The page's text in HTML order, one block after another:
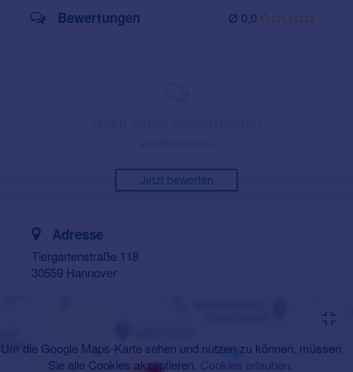
Ø 0,0
Bewertungen
Jetzt bewerten
Adresse
Tiergartenstraße 118
30559 Hannover
Um die Google Maps-Karte sehen und nutzen zu können, müssen
Sie alle Cookies akzeptieren. Cookies erlauben